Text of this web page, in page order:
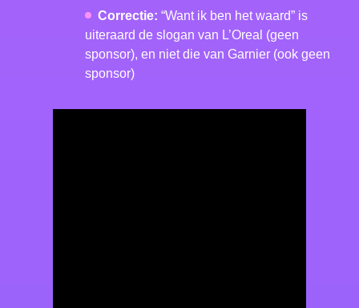
Correctie: “Want ik ben het waard” is
uiteraard de slogan van L’Oreal (geen
sponsor), en niet die van Garnier (ook geen
sponsor)